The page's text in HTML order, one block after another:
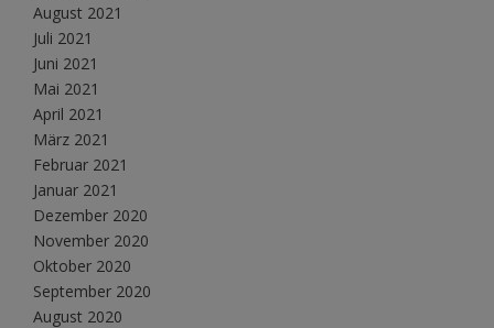
August 2021
Juli 2021
Juni 2021
Mai 2021
April 2021
März 2021
Februar 2021
Januar 2021
Dezember 2020
November 2020
Oktober 2020
September 2020
August 2020